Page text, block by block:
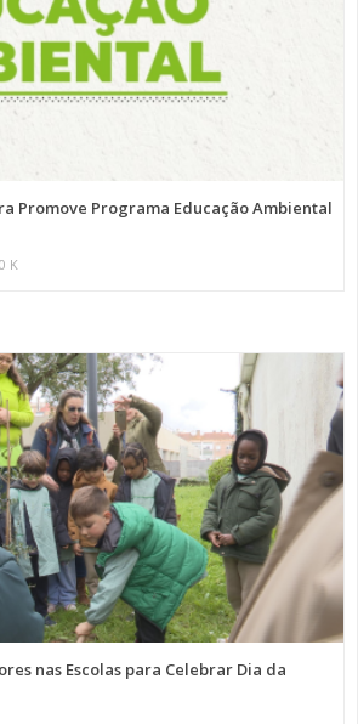
Promove Programa Educação Ambiental
K
nas Escolas para Celebrar Dia da